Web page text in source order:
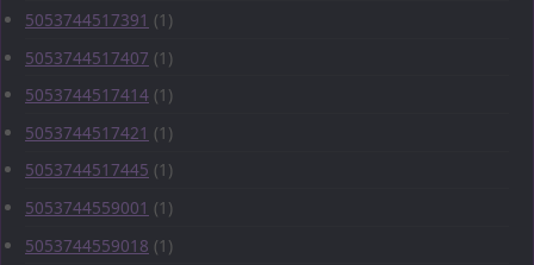
5053744517391 (1)
5053744517407 (1)
5053744517414 (1)
5053744517421 (1)
5053744517445 (1)
5053744559001 (1)
5053744559018 (1)